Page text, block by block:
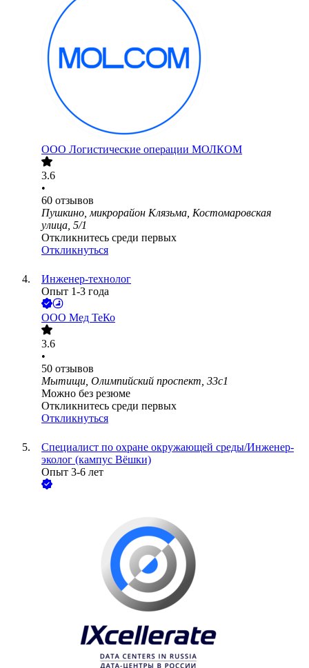
ООО Логистические операции МОЛКОМ
3.6
•
60 отзывов
Пушкино, микрорайон Клязьма, Костомаровская
улица, 5/1
Откликнитесь среди первых
Откликнуться
Инженер-технолог
Опыт 1-3 года
ООО Мед ТеКо
3.6
•
50 отзывов
Мытищи, Олимпийский проспект, 33с1
Можно без резюме
Откликнитесь среди первых
Откликнуться
Специалист по охране окружающей среды/Инженер-
эколог (кампус Вёшки)
Опыт 3-6 лет